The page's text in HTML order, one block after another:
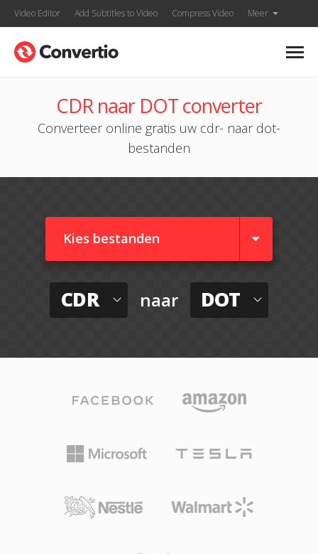
Video Editor Add Subtitles to Video Compress Video Meer
CDR naar DOT converter
Converteer online gratis uw cdr- naar dot-
bestanden
Kies bestanden
CDR naar DOT